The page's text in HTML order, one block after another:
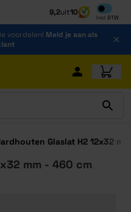
9,2uit10
Incl BTW
Inclusief
voordelen! Meld je aan als
Glaslat H2 12x32
mm - 460 cm